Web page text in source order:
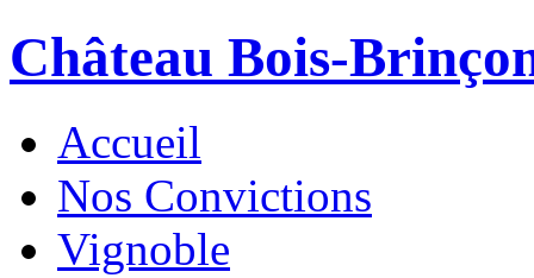
Château Bois-
Accueil
Nos Convictions
Vignoble